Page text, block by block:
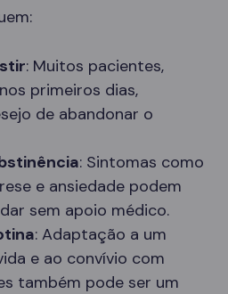
: Muitos pacientes,
primeiros dias,
de abandonar o
: Sintomas como
e ansiedade podem
sem apoio médico.
: Adaptação a um
e ao convívio com
também pode ser um